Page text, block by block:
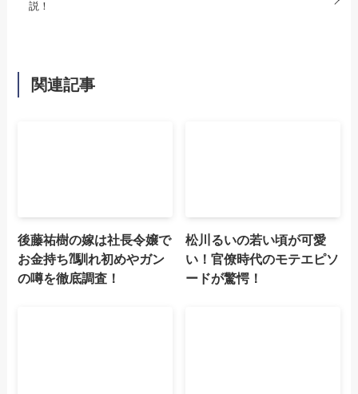
説！
関連記事
後藤祐樹の嫁は社長令嬢で
お金持ち⁈馴れ初めやガン
の噂を徹底調査！
松川るいの若い頃が可愛
い！官僚時代のモテエピソ
ードが驚愕！